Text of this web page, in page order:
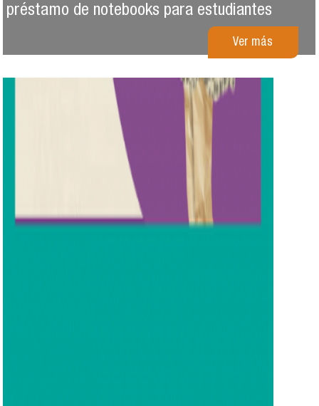
préstamo de notebooks para estudiantes
Ver más